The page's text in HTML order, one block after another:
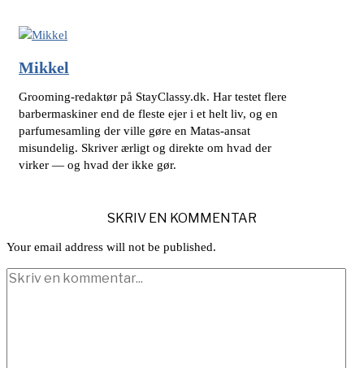
Mikkel
Grooming-redaktør på StayClassy.dk. Har testet flere
barbermaskiner end de fleste ejer i et helt liv, og en
parfumesamling der ville gøre en Matas-ansat
misundelig. Skriver ærligt og direkte om hvad der
virker — og hvad der ikke gør.
SKRIV EN KOMMENTAR
Your email address will not be published.